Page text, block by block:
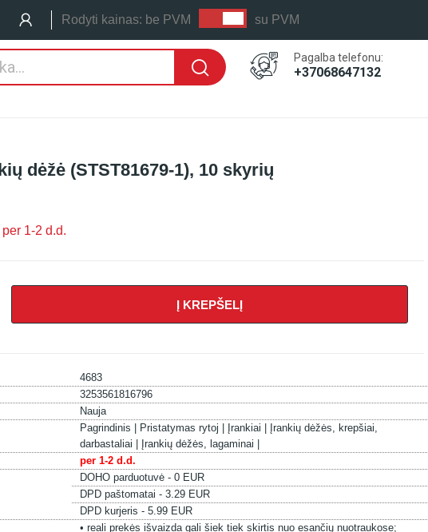
Rodyti kainas: be PVM su PVM
Pagalba telefonu:
+37068647132
LAIKAS: PER 1-2 D.D.
dėžė (STST81679-1), 10 skyrių
1-2 d.d.
Į KREPŠELĮ
4683
3253561816796
Nauja
Pagrindinis | Pristatymas rytoj | Įrankiai |
Įrankių dėžės, krepšiai,
darbastaliai |
Įrankių dėžės, lagaminai |
per 1-2 d.d.
DOHO parduotuvė - 0 EUR
DPD paštomatai - 3.29 EUR
DPD kurjeris - 5.99 EUR
• reali prekės išvaizda gali šiek tiek skirtis nuo esančių nuotraukose;